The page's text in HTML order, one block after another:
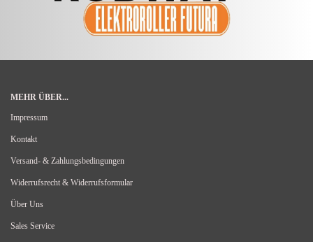
MEHR ÜBER...
Impressum
Kontakt
Versand- & Zahlungsbedingungen
Widerrufsrecht & Widerrufsformular
Über Uns
Sales Service